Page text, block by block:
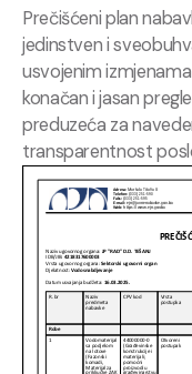
Prečišćeni plan
jedinstven i
usvojenim
konačan i jasan
preduzeća za
transparentnost